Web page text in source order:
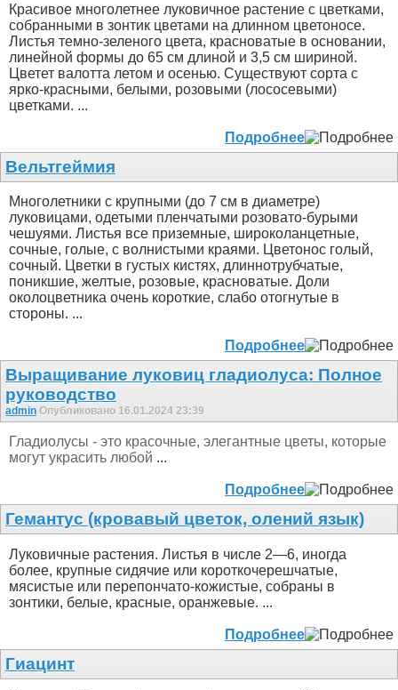
Красивое многолетнее луковичное растение с цветками,
собранными в зонтик цветами на длинном цветоносе.
Листья темно-зеленого цвета, красноватые в основании,
линейной формы до 65 см длиной и 3,5 см шириной.
Цветет валотта летом и осенью. Существуют сорта с
ярко-красными, белыми, розовыми (лососевыми)
цветками. ...
Подробнее
Вельтгеймия
Многолетники с крупными (до 7 см в диаметре)
луковицами, одетыми пленчатыми розовато-бурыми
чешуями. Листья все приземные, широколанцетные,
сочные, голые, с волнистыми краями. Цветонос голый,
сочный. Цветки в густых кистях, длиннотрубчатые,
поникшие, желтые, розовые, красноватые. Доли
околоцветника очень короткие, слабо отогнутые в
стороны. ...
Подробнее
Выращивание луковиц гладиолуса: Полное
руководство
admin Опубликовано 16.01.2024 23:39
Гладиолусы - это красочные, элегантные цветы, которые
могут украсить любой ...
Подробнее
Гемантус (кровавый цветок, олений язык)
Луковичные растения. Листья в числе 2—6, иногда
более, крупные сидячие или короткочерешчатые,
мясистые или перепончато-кожистые, собраны в
зонтики, белые, красные, оранжевые. ...
Подробнее
Гиацинт